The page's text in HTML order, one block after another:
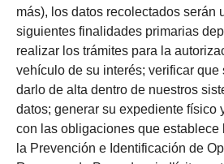
más), los datos recolectados serán
siguientes finalidades primarias
realizar los trámites para la
vehículo de su interés; verificar que
darlo de alta dentro de nuestros
datos; generar su expediente físico
con las obligaciones que establece
la Prevención e Identificación de